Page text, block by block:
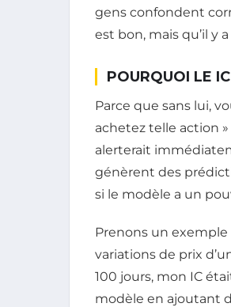
gens confondent
est bon, mais qu’il y
POURQUOI LE
Parce que sans lui,
achetez telle action
alerterait
génèrent des
si le modèle a un
Prenons un exemple
variations de prix
100 jours, mon IC
modèle en ajoutant